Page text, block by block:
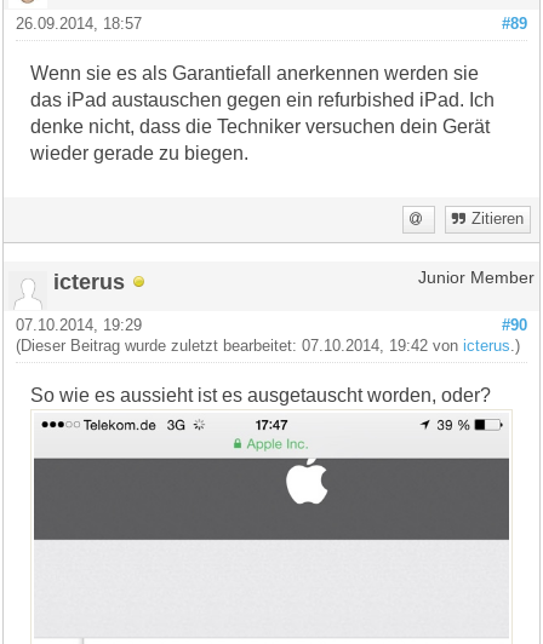
#89
26.09.2014, 18:57
Wenn sie es als Garantiefall anerkennen werden sie
das iPad austauschen gegen ein refurbished iPad. Ich
denke nicht, dass die Techniker versuchen dein Gerät
wieder gerade zu biegen.
Zitieren
icterus Junior Member
#90
07.10.2014, 19:29
(Dieser Beitrag wurde zuletzt bearbeitet: 07.10.2014, 19:42 vonicterus .)
So wie es aussieht ist es ausgetauscht worden, oder?